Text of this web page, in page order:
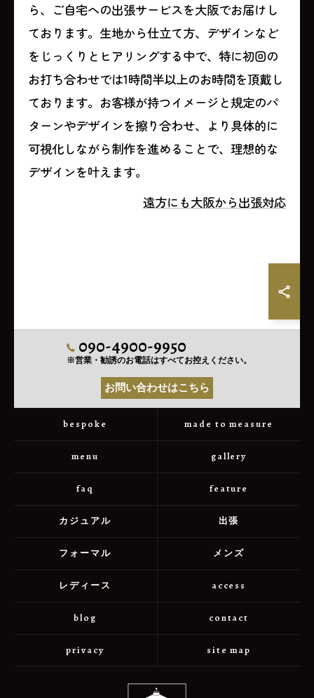
ら、ご自宅への出張サービスを大阪でお届けし
ております。生地から仕立て方、デザインなど
をじっくりとヒアリングする中で、特に初回の
お打ち合わせでは1時間半以上のお時間を頂戴し
ております。お客様が持つイメージと規定のパ
ターンやデザインを擦り合わせ、より具体的に
可視化しながら制作を進めることで、理想的な
デザインを叶えます。
遠方にも大阪から出張対応
090-4900-9950
※営業・勧誘のお電話はすべてお控えください。
お問い合わせはこちら
bespoke made to measure
menu gallery
faq feature
カジュアル 出張
フォーマル メンズ
レディース access
blog contact
privacy site map